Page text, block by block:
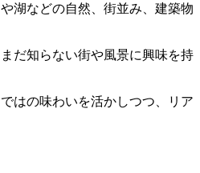
湖などの自然、街並み、建築物
だ知らない街や風景に興味を持
はの味わいを活かしつつ、リア